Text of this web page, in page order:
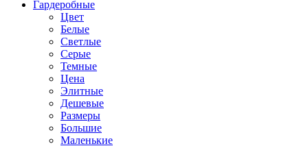
Гардеробные
Цвет
Белые
Светлые
Серые
Темные
Цена
Элитные
Дешевые
Размеры
Большие
Маленькие